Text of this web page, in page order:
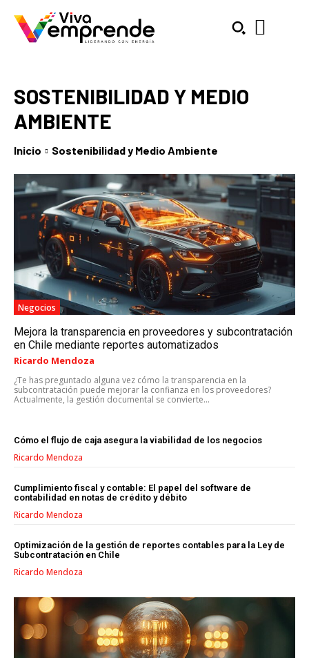
Welcome to Liberty Case
We have a curated list of the most noteworthy news from all
across the globe. With any subscription plan, you get access
exclusive articlesthat let you stay ahead of the curve.
Your Profile
NEWS LIFESTYLE PUBLIC OPINION
LIFESTYLE
MARKETING
ESTRATEGIAS DE MARKETING
AGENCIAS DE POSICIONAMIENTO WEB SEO
VENTA DE ENLACES
SOSTENIBILIDAD Y MEDIO
AMBIENTE
Inicio Sostenibilidad y Medio Ambiente
Negocios
Mejora la transparencia en proveedores y subcontratación
en Chile mediante reportes automatizados
Ricardo Mendoza
¿Te has preguntado alguna vez cómo la transparencia en la
subcontratación puede mejorar la confianza en los proveedores?
Actualmente, la gestión documental se convierte...
Cómo el flujo de caja asegura la viabilidad de los negocios
Ricardo Mendoza
Cumplimiento fiscal y contable: El papel del software de
contabilidad en notas de crédito y débito
Ricardo Mendoza
Optimización de la gestión de reportes contables para la Ley de
Subcontratación en Chile
Ricardo Mendoza